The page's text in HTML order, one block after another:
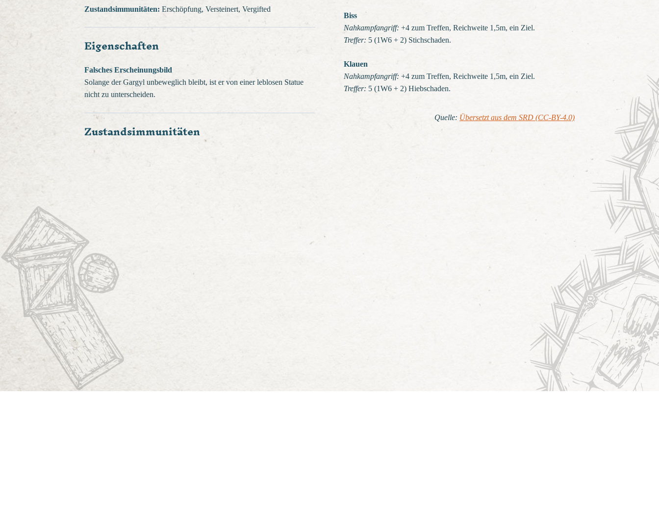
Zustandsimmunitäten: Erschöpfung, Versteinert, Vergifted
Eigenschaften
Falsches Erscheinungsbild
Solange der Gargyl unbeweglich bleibt, ist er von einer leblosen Statue
nicht zu unterscheiden.
Zustandsimmunitäten
Biss
Nahkampfangriff: +4 zum Treffen, Reichweite 1,5m, ein Ziel.
Treffer: 5 (1W6 + 2) Stichschaden.
Klauen
Nahkampfangriff: +4 zum Treffen, Reichweite 1,5m, ein Ziel.
Treffer: 5 (1W6 + 2) Hiebschaden.
Quelle: Übersetzt aus dem SRD (CC-BY-4.0)